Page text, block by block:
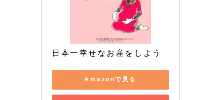
日本一幸せなお産をしよう
Amazonで見る